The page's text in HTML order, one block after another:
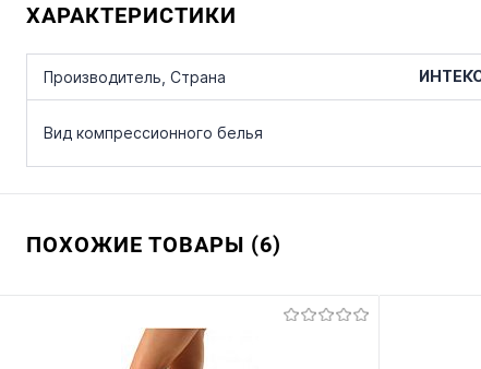
ХАРАКТЕРИСТИКИ
Производитель, Страна
Вид компрессионного белья
ПОХОЖИЕ ТОВАРЫ (6)